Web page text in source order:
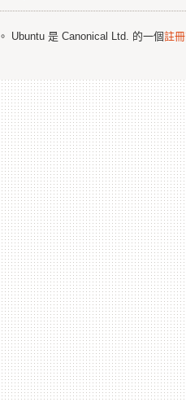
。 Ubuntu 是 Canonical Ltd. 的一個註